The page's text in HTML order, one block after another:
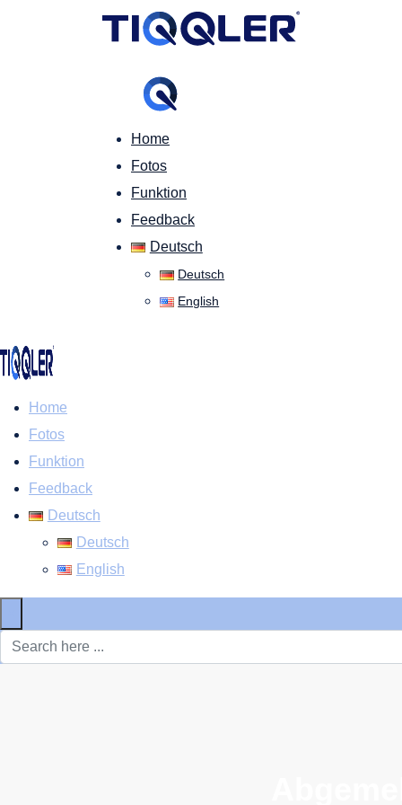
Home
Fotos
Funktion
Feedback
Deutsch
Deutsch
English
Home
Fotos
Funktion
Feedback
Deutsch
Deutsch
English